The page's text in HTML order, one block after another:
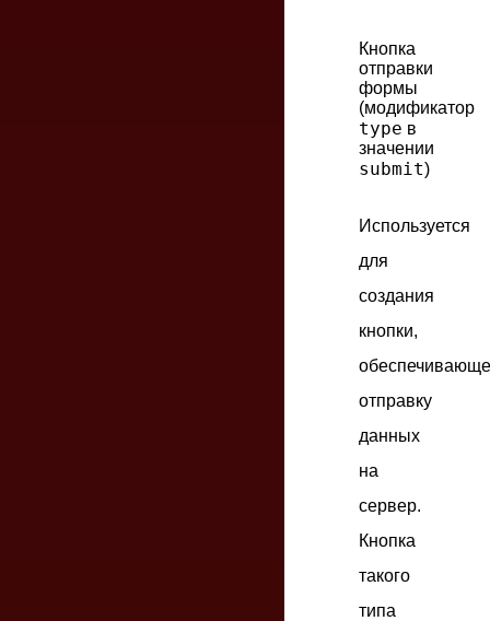
Кнопка
отправки
формы
(модификатор
type в
значении
submit)
Используется
для
создания
кнопки,
отправку
данных
на
сервер.
Кнопка
такого
типа